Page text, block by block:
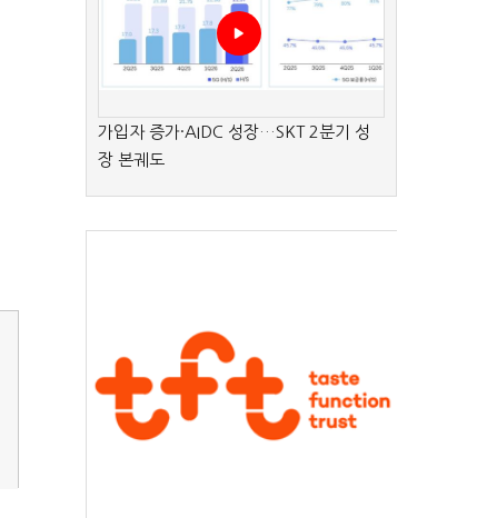
가입자 증가·AIDC 성장…SKT 2분기 성
장 본궤도